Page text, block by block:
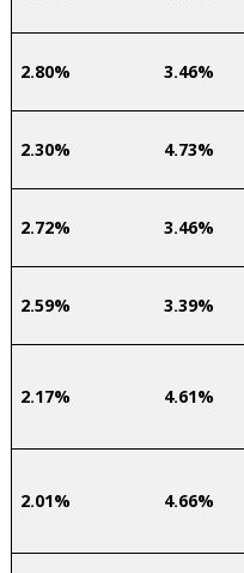
3.46%
2.80%
4.73%
2.30%
3.46%
2.72%
3.39%
2.59%
4.61%
2.17%
4.66%
2.01%